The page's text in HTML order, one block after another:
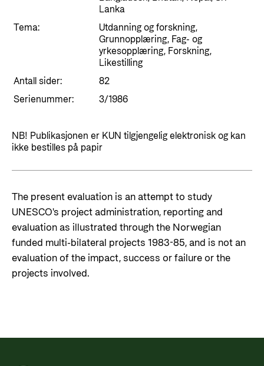
For næringslivet
Statsgarantiordningen for investeringer i
Norad - Partnerskap med privat sektor
Viktige dokumenter og lenker
Evalueringer (Norec)
Kontakt
Norads Varslingstjeneste
Presse og media
Postjournal
Personvern
Lanka
Tema:
Utdanning og forskning,
Grunnopplæring, Fag- og
yrkesopplæring, Forskning,
Likestilling
Antall sider:
82
Serienummer:
3/1986
NB! Publikasjonen er KUN tilgjengelig elektronisk og kan
ikke bestilles på papir
The present evaluation is an attempt to study
UNESCO's project administration, reporting and
evaluation as illustrated through the Norwegian
funded multi-bilateral projects 1983-85, and is not an
evaluation of the impact, success or failure or the
projects involved.